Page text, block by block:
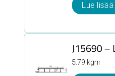
Lue lisää
J15690 –
5.79 kgm